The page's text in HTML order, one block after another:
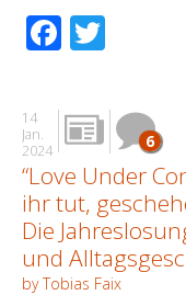
14
Jan.
2024
6
“Love Under
ihr tut,
Die
und
by Tobias Faix